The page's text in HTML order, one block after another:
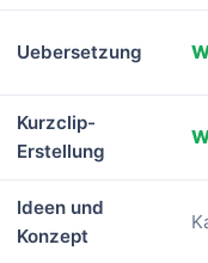
Uebersetzung
Kurzclip-
Erstellung
Ideen und
Konzept